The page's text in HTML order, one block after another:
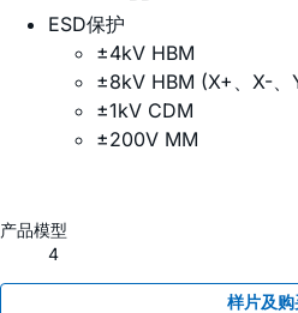
ESD保护
±4kV HBM
±8kV HBM (X+、X-、
±1kV CDM
±200V MM
产品模型
4
样片及购